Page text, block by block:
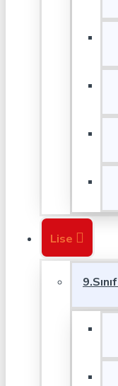
Lise
9.Sınıf